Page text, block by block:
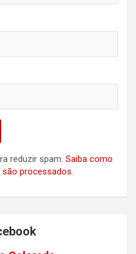
reduzir spam. Saiba como
processados.